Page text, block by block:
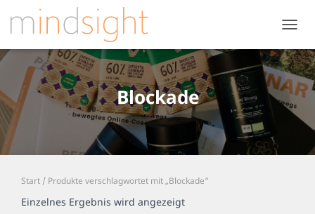
Blockade
Start / Produkte verschlagwortet mit „Blockade“
Einzelnes Ergebnis wird angezeigt